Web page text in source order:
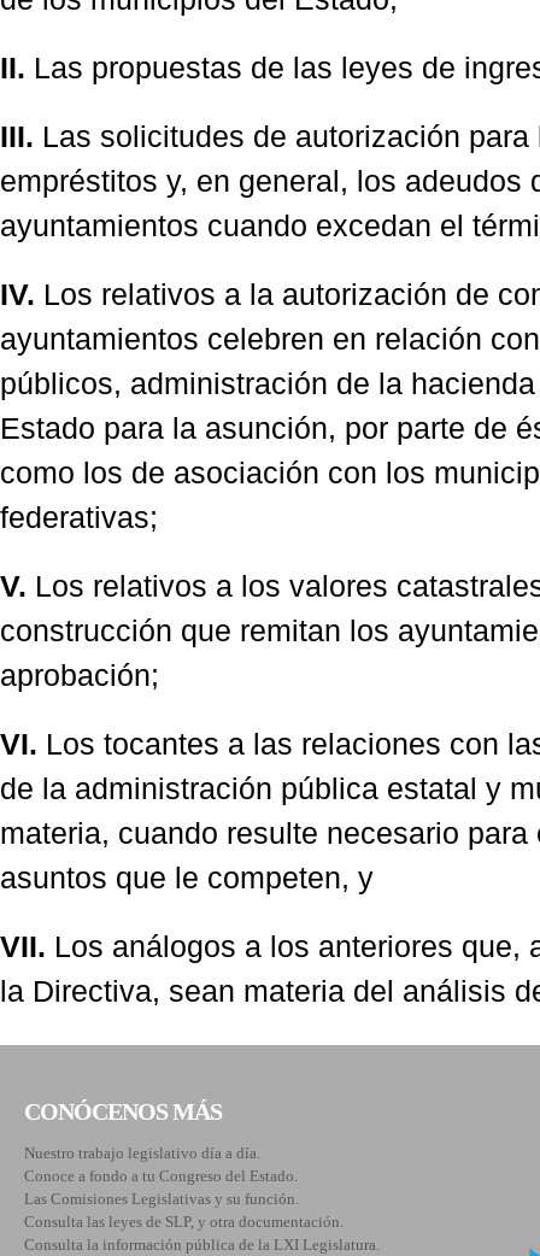
II. Las propuestas de las leyes de
III. Las solicitudes de autorización
empréstitos y, en general, los adeudos
ayuntamientos cuando excedan el
IV. Los relativos a la autorización de
ayuntamientos celebren en relación
públicos, administración de la
Estado para la asunción, por parte de
como los de asociación con los
federativas;
V. Los relativos a los valores
construcción que remitan los
aprobación;
VI. Los tocantes a las relaciones con
de la administración pública estatal y
materia, cuando resulte necesario
asuntos que le competen, y
VII. Los análogos a los anteriores que,
la Directiva, sean materia del análisis
CONÓCENOS MÁS
Nuestro trabajo legislativo día a día.
Conoce a fondo a tu Congreso del Estado.
Las Comisiones Legislativas y su función.
Consulta las leyes de SLP, y otra documentación.
Consulta la información pública de la LXI Legislatura.